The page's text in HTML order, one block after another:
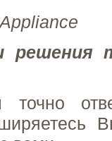
решения
точно